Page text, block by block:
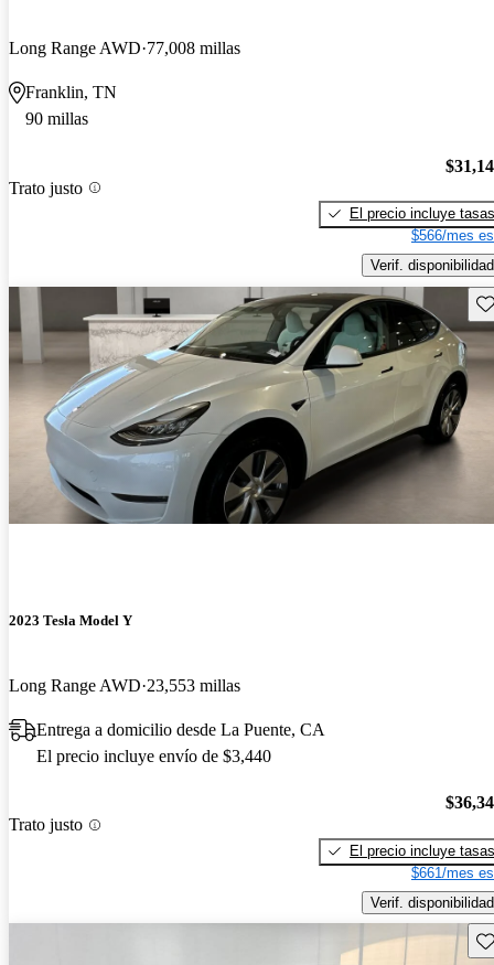
Long Range AWD 77,008 millas
Franklin, TN
90 millas
Trato justo
El precio incluye tasas
$566/mes
Verif. disponibilidad
2023 Tesla Model Y
Long Range AWD 23,553 millas
Entrega a domicilio desde La Puente, CA
El precio incluye envío de $3,440
Trato justo
El precio incluye tasas
$661/mes
Verif. disponibilidad